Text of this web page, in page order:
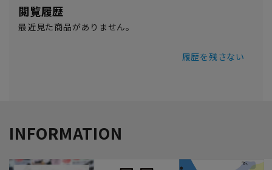
閲覧履歴
最近見た商品がありません。
履歴を残さない
INFORMATION